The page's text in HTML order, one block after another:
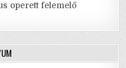
operett felemelő